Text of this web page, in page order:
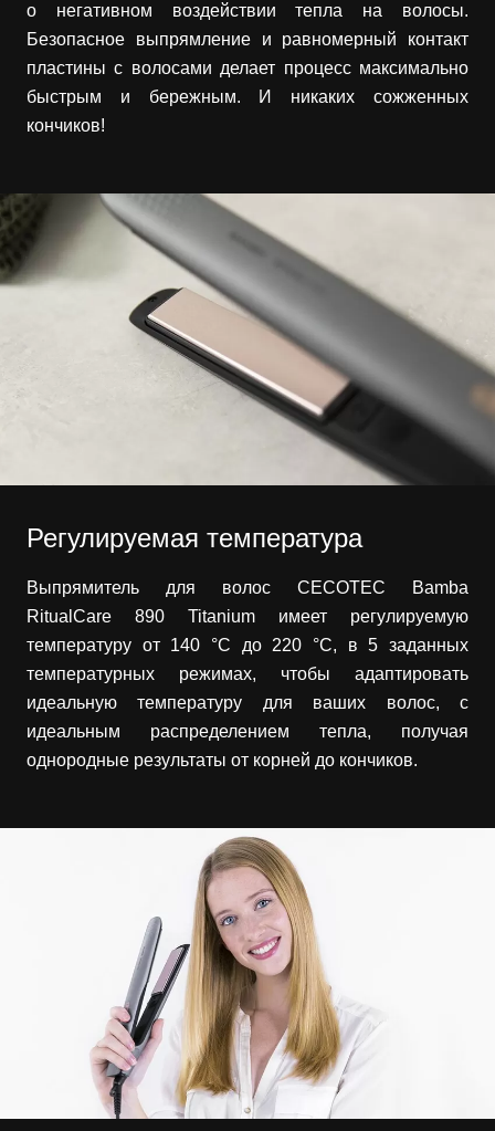
о негативном воздействии тепла на волосы.
Безопасное выпрямление и равномерный контакт
пластины с волосами делает процесс максимально
быстрым и бережным. И никаких сожженных
кончиков!
Регулируемая температура
Выпрямитель для волос CECOTEC Bamba
RitualCare 890 Titanium имеет регулируемую
температуру от 140 °C до 220 °C, в 5 заданных
температурных режимах, чтобы адаптировать
идеальную температуру для ваших волос, с
идеальным распределением тепла, получая
однородные результаты от корней до кончиков.